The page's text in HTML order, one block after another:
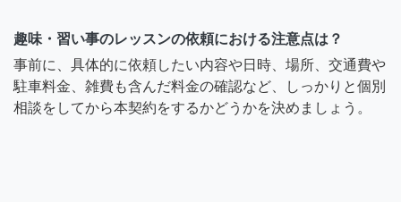
趣味・習い事のレッスンの依頼における注意点は？
事前に、具体的に依頼したい内容や日時、場所、交通費や
駐車料金、雑費も含んだ料金の確認など、しっかりと個別
相談をしてから本契約をするかどうかを決めましょう。